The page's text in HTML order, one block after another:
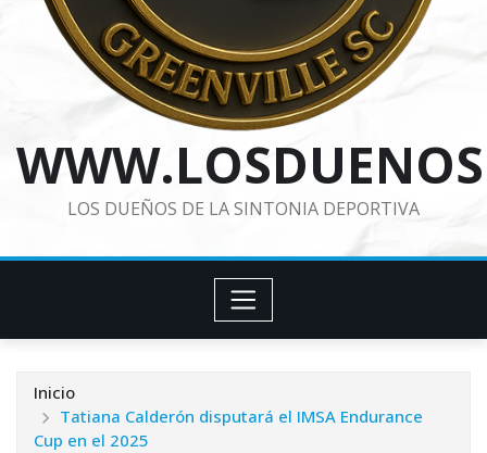
LOS DUEÑOS DE LA SINTONIA DEPORTIVA
Inicio
Tatiana Calderón disputará el IMSA Endurance
Cup en el 2025